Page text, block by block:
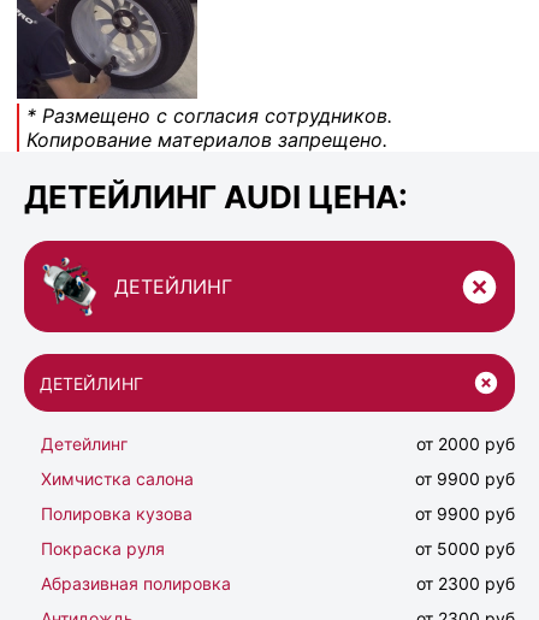
* Размещено с согласия сотрудников.
Копирование материалов запрещено.
ДЕТЕЙЛИНГ AUDI ЦЕНА:
ДЕТЕЙЛИНГ
ДЕТЕЙЛИНГ
Детейлинг
от 2000 руб
Химчистка салона
от 9900 руб
Полировка кузова
от 9900 руб
Покраска руля
от 5000 руб
Абразивная полировка
от 2300 руб